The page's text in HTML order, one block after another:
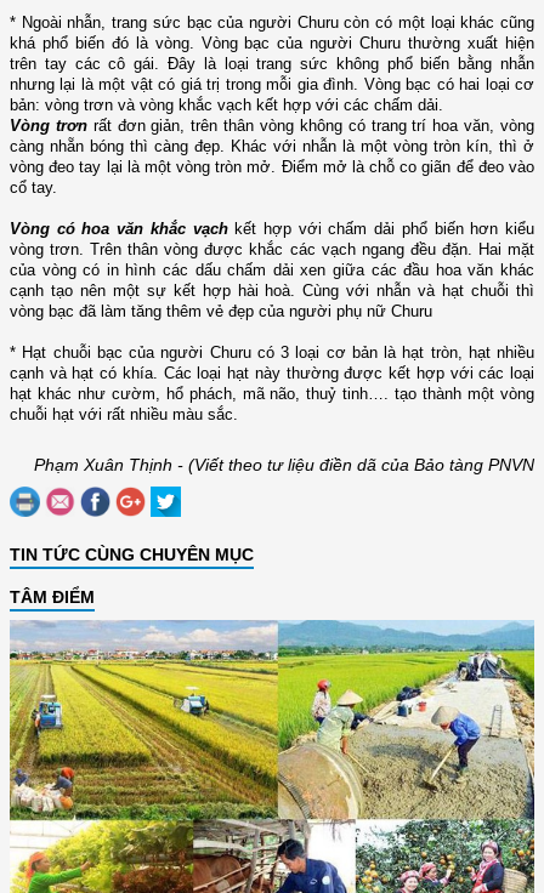
* Ngoài nhẫn, trang sức bạc của người Churu còn có một loại khác cũng
khá phổ biến đó là vòng. Vòng bạc của người Churu thường xuất hiện
trên tay các cô gái. Đây là loại trang sức không phổ biến bằng nhẫn
nhưng lại là một vật có giá trị trong mỗi gia đình. Vòng bạc có hai loại cơ
bản: vòng trơn và vòng khắc vạch kết hợp với các chấm dải.
Vòng trơnrất đơn giản, trên thân vòng không có trang trí hoa văn, vòng
càng nhẵn bóng thì càng đẹp. Khác với nhẫn là một vòng tròn kín, thì ở
vòng đeo tay lại là một vòng tròn mở. Điểm mở là chỗ co giãn để đeo vào
cổ tay.
Vòng có hoa văn khắc vạch kết hợp với chấm dải phổ biến hơn kiểu
vòng trơn. Trên thân vòng được khắc các vạch ngang đều đặn. Hai mặt
của vòng có in hình các dấu chấm dải xen giữa các đầu hoa văn khác
cạnh tạo nên một sự kết hợp hài hoà. Cùng với nhẫn và hạt chuỗi thì
vòng bạc đã làm tăng thêm vẻ đẹp của người phụ nữ Churu
* Hạt chuỗi bạc của người Churu có 3 loại cơ bản là hạt tròn, hạt nhiều
cạnh và hạt có khía. Các loại hạt này thường được kết hợp với các loại
hạt khác như cườm, hổ phách, mã não, thuỷ tinh…. tạo thành một vòng
chuỗi hạt với rất nhiều màu sắc.
Phạm Xuân Thịnh - (Viết theo tư liệu điền dã của Bảo tàng PNVN
TIN TỨC CÙNG CHUYÊN MỤC
TÂM ĐIỂM